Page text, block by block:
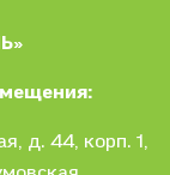
д. 44, корп. 1,